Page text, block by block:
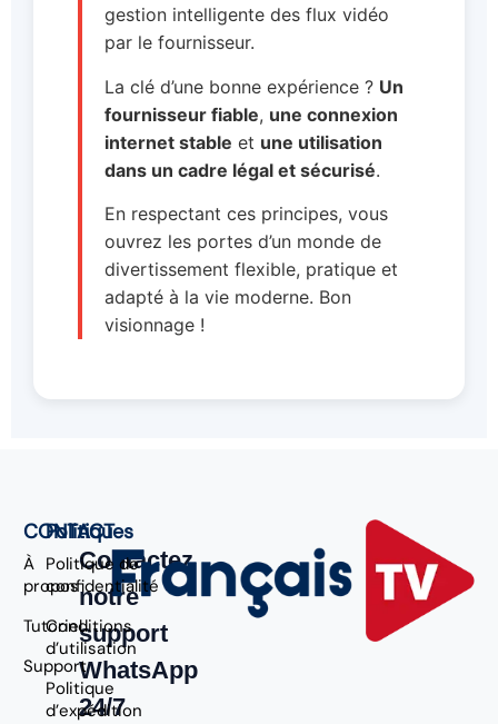
gestion intelligente des flux vidéo
par le fournisseur.
La clé d’une bonne expérience ? Un
fournisseur fiable, une connexion
internet stable et une utilisation
dans un cadre légal et sécurisé.
En respectant ces principes, vous
ouvrez les portes d’un monde de
divertissement flexible, pratique et
adapté à la vie moderne. Bon
visionnage !
CONTACT
À
propos
Tutoriel
Support
Politiques
Politique de
confidentialité
Conditions
d’utilisation
Politique
d’expédition
Contactez
notre
support
WhatsApp
24/7